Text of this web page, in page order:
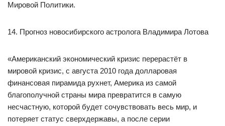
Мировой Политики.
14. Прогноз новосибирского астролога Владимира Лотова
«Американский экономический кризис перерастёт в
мировой кризис, с августа 2010 года долларовая
финансовая пирамида рухнет, Америка из самой
благополучной страны мира превратится в самую
несчастную, которой будет сочувствовать весь мир, и
потеряет статус сверхдержавы, а после серии